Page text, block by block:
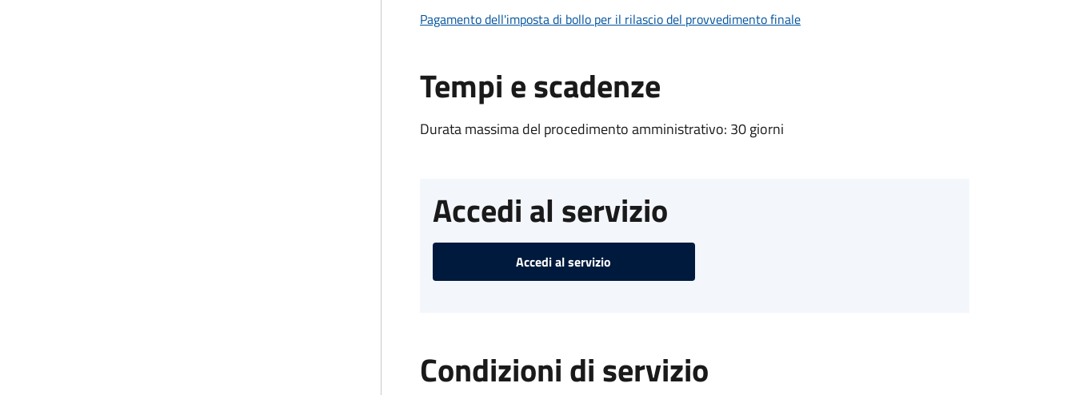
Pagamento dell'imposta di bollo per il rilascio del provvedimento finale
Tempi e scadenze
Durata massima del procedimento amministrativo: 30 giorni
Accedi al servizio
Accedi al servizio
Condizioni di servizio